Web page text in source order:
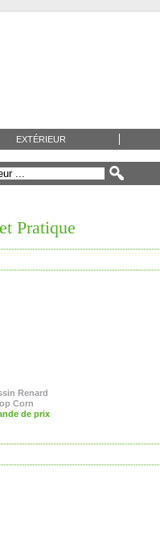
EXTÉRIEUR
Pratique
Renard
Corn
de prix